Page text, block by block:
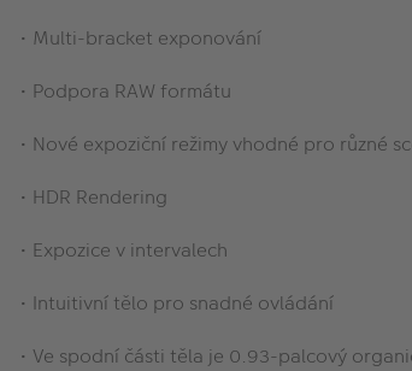
• Multi-bracket exponování
• Podpora RAW formátu
• Nové expoziční režimy vhodné pro různé
• HDR Rendering
• Expozice v intervalech
• Intuitivní tělo pro snadné ovládání
• Ve spodní části těla je 0.93-palcový